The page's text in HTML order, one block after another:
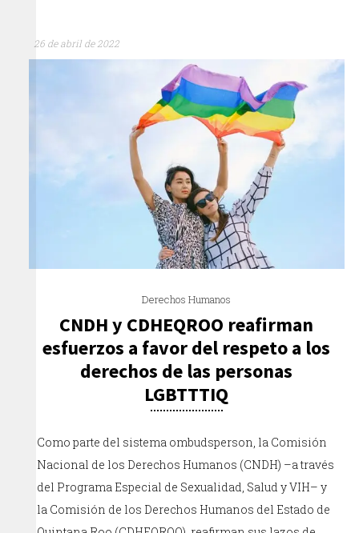
26 de abril de 2022
Derechos Humanos
CNDH y CDHEQROO reafirman
esfuerzos a favor del respeto a los
derechos de las personas
LGBTTTIQ
Como parte del sistema ombudsperson, la Comisión
Nacional de los Derechos Humanos (CNDH) –a través
del Programa Especial de Sexualidad, Salud y VIH– y
la Comisión de los Derechos Humanos del Estado de